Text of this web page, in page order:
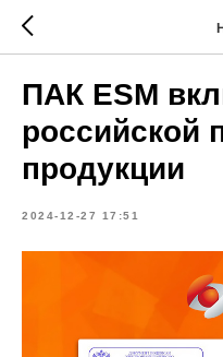
ПАК ESM
российской
продукции
2024-12-27 17:51